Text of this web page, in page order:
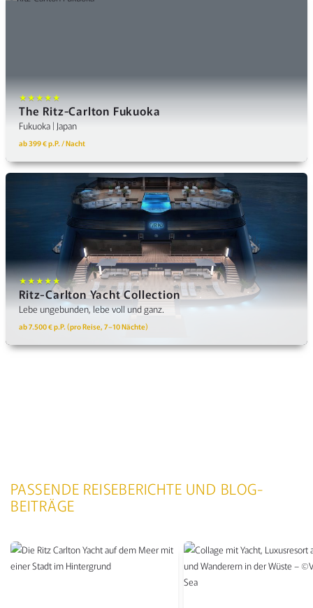
★★★★★
The Ritz‑Carlton Fukuoka
Fukuoka | Japan
ab 399 € p.P. / Nacht
★★★★★
Ritz-Carlton Yacht Collection
Lebe ungebunden, lebe voll und ganz.
ab 7.500 € p.P. (pro Reise, 7–10 Nächte)
NACH
KATEGORIEN
PASSENDE REISEBERICHTE UND BLOG-
BEITRÄGE